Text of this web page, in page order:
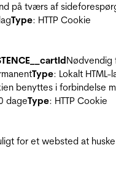
på tværs af
Type: HTTP Cookie
Nødvendig
Type: Lokalt HTML-
benyttes i forbindelse
dageType: HTTP Cookie
for et websted at